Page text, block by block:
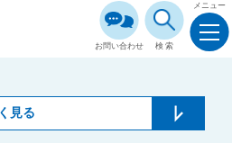
お問い合わせ 検索
メニュー
見る